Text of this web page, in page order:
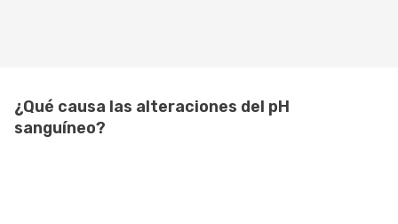
¿Qué causa las alteraciones del pH
sanguíneo?